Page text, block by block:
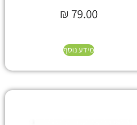
₪ 79.00
מידע נוסף